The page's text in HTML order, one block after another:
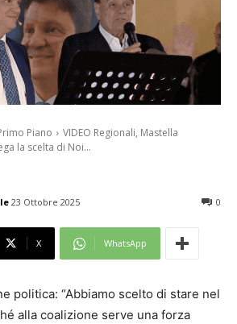
Piano
VIDEO Regionali, Mastella
la scelta di Noi...
23 Ottobre 2025 0
X WhatsApp
politica: “Abbiamo scelto di stare nel
alla coalizione serve una forza